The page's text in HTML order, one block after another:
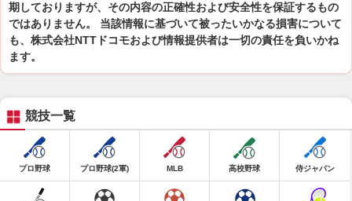
期しておりますが、その内容の正確性および安全性を保証するもの
ではありません。 当該情報に基づいて被ったいかなる損害について
も、株式会社NTTドコモおよび情報提供者は一切の責任を負いかね
ます。
競技一覧
プロ野球 プロ野球(2軍) MLB 高校野球 侍ジャパン